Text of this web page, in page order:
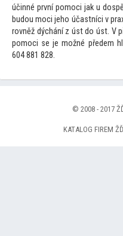
účinné první pomoci jak u
budou moci jeho účastníci v
rovněž dýchání z úst do úst. V
pomoci se je možné předem
604 881 828.
© 2008 - 2017
KATALOG FIREM